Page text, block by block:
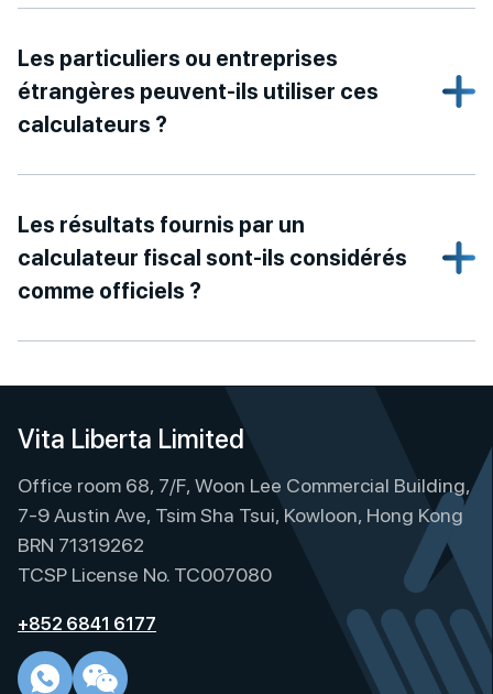
Les particuliers ou entreprises
étrangères peuvent-ils utiliser ces
calculateurs ?
Les résultats fournis par un
calculateur fiscal sont-ils considérés
comme officiels ?
Vita Liberta Limited
Office room 68, 7/F, Woon Lee Commercial Building,
7-9 Austin Ave, Tsim Sha Tsui, Kowloon, Hong Kong
BRN 71319262
TCSP License No. TC007080
+852 6841 6177